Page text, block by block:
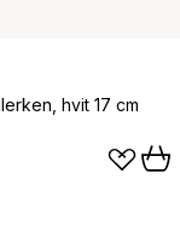
hvit 17 cm